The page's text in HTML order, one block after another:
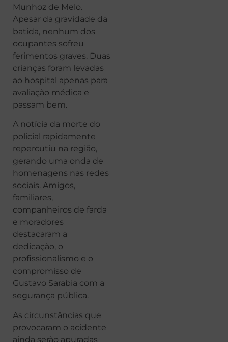
Munhoz de Melo.
Apesar da gravidade da
batida, nenhum dos
ocupantes sofreu
ferimentos graves. Duas
crianças foram levadas
ao hospital apenas para
avaliação médica e
passam bem.
A notícia da morte do
policial rapidamente
repercutiu na região,
gerando uma onda de
homenagens nas redes
sociais. Amigos,
familiares,
companheiros de farda
e moradores
destacaram a
dedicação, o
profissionalismo e o
compromisso de
Gustavo Sarabia com a
segurança pública.
As circunstâncias que
provocaram o acidente
ainda serão apuradas